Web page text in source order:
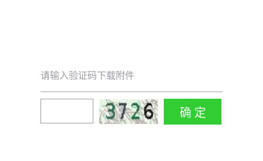
请输入验证码下载附件